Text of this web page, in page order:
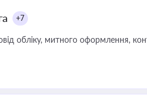
+7
обліку, митного оформлення,